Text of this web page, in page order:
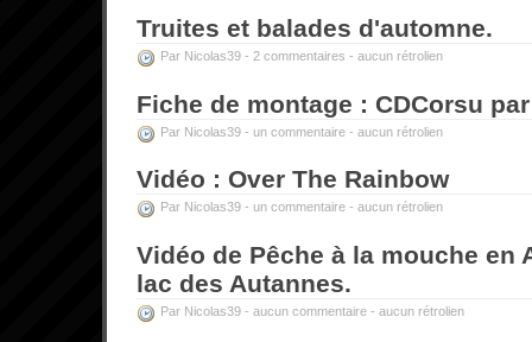
Truites et balades d'automne.
Par Nicolas39 - 2 commentaires - aucun rétrolien
Fiche de montage : CDCorsu
Par Nicolas39 - un commentaire - aucun rétrolien
Vidéo : Over The Rainbow
Par Nicolas39 - un commentaire - aucun rétrolien
Vidéo de Pêche à la mouche en
lac des Autannes.
Par Nicolas39 - aucun commentaire - aucun rétrolien